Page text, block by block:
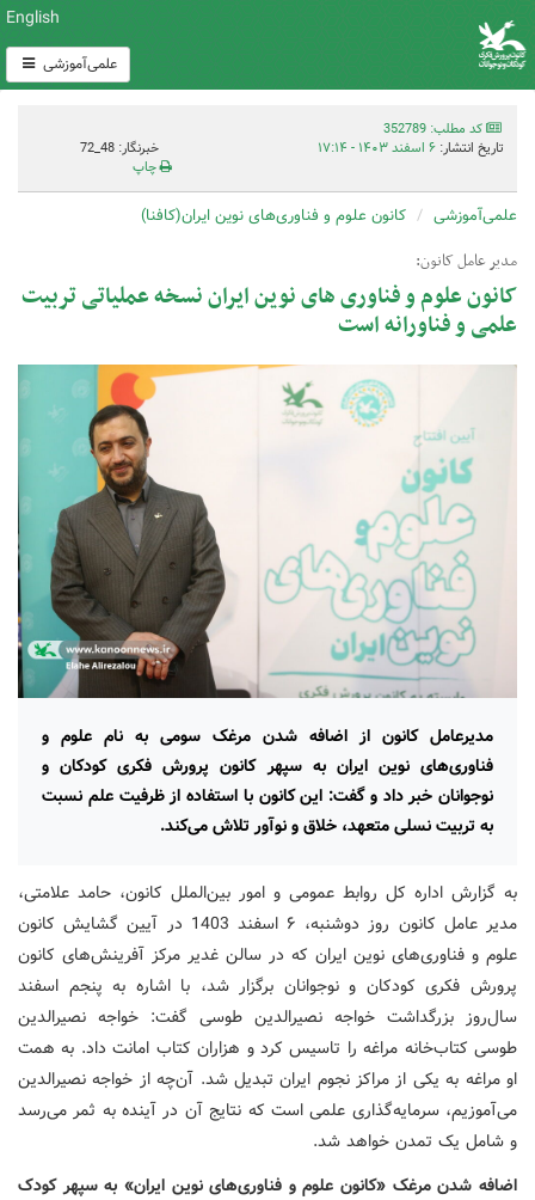
English
علمی‌آموزشی
کد مطلب: 352789
تاریخ انتشار: ۶ اسفند ۱۴۰۳ - ۱۷:۱۴
خبرنگار: 48_72
چاپ
علمی‌آموزشی کانون علوم و فناوری‌های نوین ایران(کافنا)
مدیر عامل کانون:
کانون علوم و فناوری های نوین ایران نسخه عملیاتی تربیت
علمی و فناورانه است
مدیرعامل کانون از اضافه شدن مرغک سومی به نام علوم و
فناوری‌های نوین ایران به سپهر کانون پرورش فکری کودکان و
نوجوانان خبر داد و گفت: این کانون با استفاده از ظرفیت علم نسبت
به تربیت نسلی متعهد، خلاق و نوآور تلاش می‌کند.
به گزارش اداره کل روابط عمومی و امور بین‌الملل کانون، حامد علامتی،
مدیر عامل کانون روز دوشنبه، ۶ اسفند 1403 در آیین گشایش کانون
علوم و فناوری‌های نوین ایران که در سالن غدیر مرکز آفرینش‌های کانون
پرورش فکری کودکان و نوجوانان برگزار شد، با اشاره به پنجم اسفند
سال‌روز بزرگداشت خواجه نصیرالدین طوسی گفت: خواجه نصیرالدین
طوسی کتاب‌خانه مراغه را تاسیس کرد و هزاران کتاب امانت داد. به همت
او مراغه به یکی از مراکز نجوم ایران تبدیل شد. آن‌چه از خواجه نصیرالدین
می‌آموزیم، سرمایه‌گذاری علمی است که نتایج آن در آینده به ثمر می‌رسد
و شامل یک تمدن خواهد شد.
اضافه شدن مرغک «کانون علوم و فناوری‌های نوین ایران» به سپهر کودک